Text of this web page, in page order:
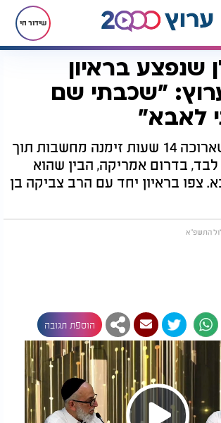
שידור חי
לוחם מגלן שנפצע בראיון בלעדי בערוץ: "שכבתי שם והתפללתי לאבא"
שנפצע בראיון
"שכבתי שם
לאבא"
הדרך הארוכה שארוכה 14 שעות זימנה מחשבות תוך
בדרום אמריקה, הבין שהוא
צפו בראיון יחד עם הרב צביקה בן
הוספת תגובה